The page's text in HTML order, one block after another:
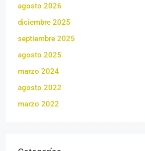
agosto 2026
diciembre 2025
septiembre 2025
agosto 2025
marzo 2024
agosto 2022
marzo 2022